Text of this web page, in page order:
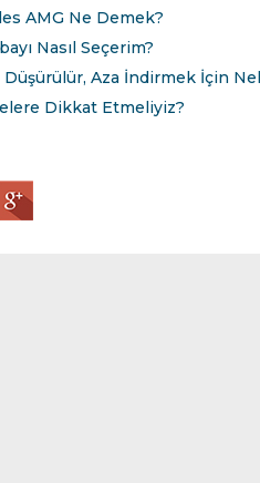
AMG Ne Demek?
Nasıl Seçerim?
Aza İndirmek İçin
Dikkat Etmeliyiz?